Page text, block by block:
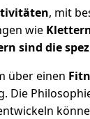
, mit
wie
sind die
über einen
Die